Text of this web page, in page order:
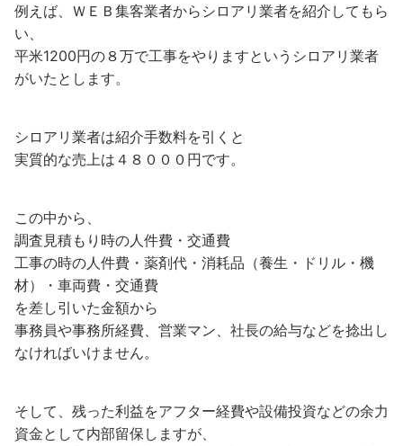
例えば、ＷＥＢ集客業者からシロアリ業者を紹介してもら
い、
平米1200円の８万で工事をやりますというシロアリ業者
がいたとします。
シロアリ業者は紹介手数料を引くと
実質的な売上は４８０００円です。
この中から、
調査見積もり時の人件費・交通費
工事の時の人件費・薬剤代・消耗品（養生・ドリル・機
材）・車両費・交通費
を差し引いた金額から
事務員や事務所経費、営業マン、社長の給与などを捻出し
なければいけません。
そして、残った利益をアフター経費や設備投資などの余力
資金として内部留保しますが、